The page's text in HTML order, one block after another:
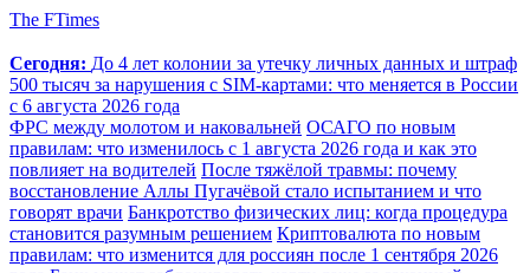
The FTimes
Сегодня: До 4 лет колонии за утечку личных данных и штраф
500 тысяч за нарушения с SIM-картами: что меняется в России
с 6 августа 2026 года
ФРС между молотом и наковальней ОСАГО по новым
правилам: что изменилось с 1 августа 2026 года и как это
повлияет на водителей После тяжёлой травмы: почему
восстановление Аллы Пугачёвой стало испытанием и что
говорят врачи Банкротство физических лиц: когда процедура
становится разумным решением Криптовалюта по новым
правилам: что изменится для россиян после 1 сентября 2026